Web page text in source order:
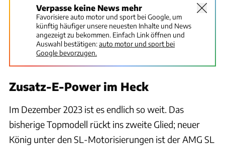
Verpasse keine News mehr
Favorisiere auto motor und sport bei Google, um
künftig häufiger unsere neuesten Inhalte und News
angezeigt zu bekommen. Einfach Link öffnen und
Auswahl bestätigen:auto motor und sport bei
Google bevorzugen.
Zusatz-E-Power im Heck
Im Dezember 2023 ist es endlich so weit. Das
bisherige Topmodell rückt ins zweite Glied; neuer
König unter den SL-Motorisierungen ist der AMG SL